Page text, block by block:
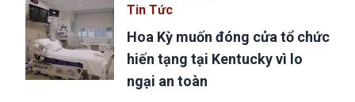
Tin Tức
Hoa Kỳ muốn đóng cửa tổ chức
hiến tạng tại Kentucky vì lo
ngại an toàn